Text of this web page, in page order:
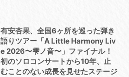
有安杏果、全国6ヶ所を巡った弾き
語りツアー「A Little Harmony Liv
e 2026〜雫ノ音〜」ファイナル！
初のソロコンサートから10年、止
むことのない成長を見せたステージ